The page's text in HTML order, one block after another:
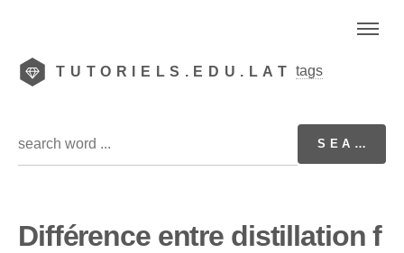
TUTORIELS.EDU.LAT tags
Différence entre distillation f